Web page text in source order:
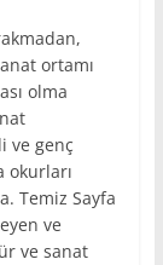
ortamı
olma
ve genç
okurları
Temiz Sayfa
ve
ve sanat